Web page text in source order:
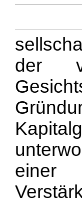
der
einer